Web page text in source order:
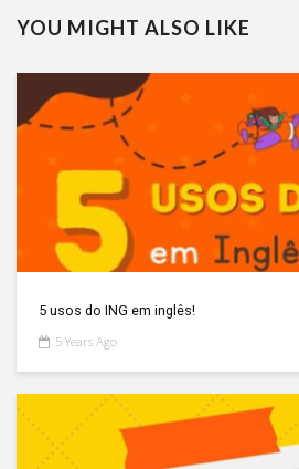
YOU MIGHT ALSO LIKE
5 usos do ING em inglês!
5 Years Ago